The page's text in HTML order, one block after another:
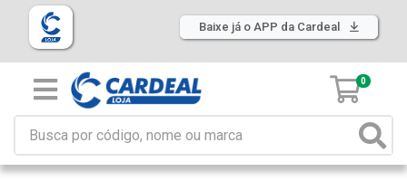
Baixe já o APP da Cardeal
0